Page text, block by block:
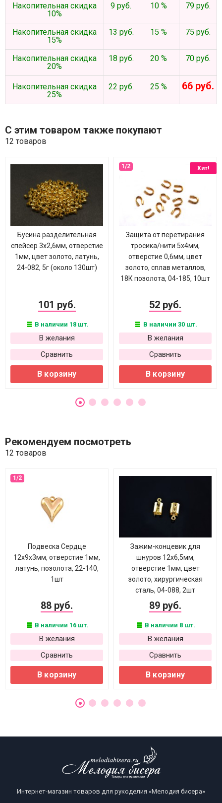
Накопительная скидка
10%
9 руб. 10 % 79 руб.
Накопительная скидка
15%
13 руб. 15 % 75 руб.
Накопительная скидка
20%
18 руб. 20 % 70 руб.
Накопительная скидка
25%
22 руб. 25 % 66 руб.
С этим товаром также покупают
12 товаров
Бусина разделительная
спейсер 3х2,6мм, отверстие
1мм, цвет золото, латунь,
24-082, 5г (около 130шт)
101 руб.
В наличии 18 шт.
В желания
Сравнить
В корзину
Хит!
Защита от перетирания
тросика/нити 5х4мм,
отверстие 0,6мм, цвет
золото, сплав металлов,
18К позолота, 04-185, 10шт
52 руб.
В наличии 30 шт.
В желания
Сравнить
В корзину
Рекомендуем посмотреть
12 товаров
Подвеска Сердце
12х9х3мм, отверстие 1мм,
латунь, позолота, 22-140,
1шт
88 руб.
В наличии 16 шт.
В желания
Сравнить
В корзину
Зажим-концевик для
шнуров 12х6,5мм,
отверстие 1мм, цвет
золото, хирургическая
сталь, 04-088, 2шт
89 руб.
В наличии 8 шт.
В желания
Сравнить
В корзину
Интернет-магазин товаров для рукоделия «Мелодия бисера»